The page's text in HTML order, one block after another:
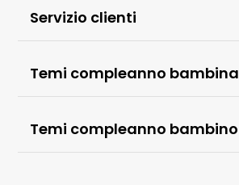
Servizio clienti
Temi compleanno bambina
Temi compleanno bambino